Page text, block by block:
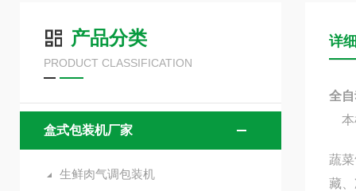
产品分类
PRODUCT CLASSIFICATION
盒式包装机厂家
生鲜肉气调包装机
详
全
本
蔬
藏